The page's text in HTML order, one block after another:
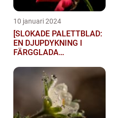
10 januari 2024
[SLOKADE PALETTBLAD:
EN DJUPDYKNING I
FÄRGGLADA
UNDERBARA VÄRLD]